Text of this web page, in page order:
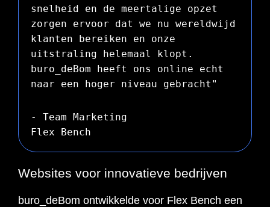
snelheid en de meertalige opzet
zorgen ervoor dat we nu wereldwijd
klanten bereiken en onze
uitstraling helemaal klopt.
buro_deBom heeft ons online echt
naar een hoger niveau gebracht"
- Team Marketing
Flex Bench
Websites voor innovatieve bedrijven
buro_deBom ontwikkelde voor Flex Bench een